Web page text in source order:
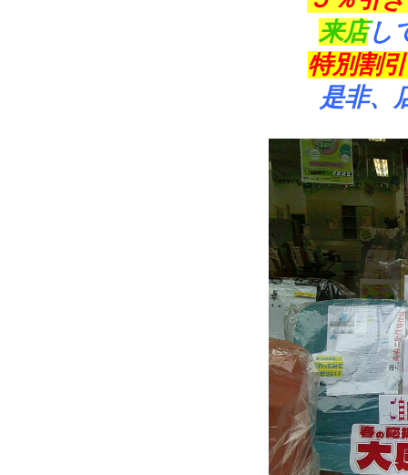
来店し
特別割
是非、